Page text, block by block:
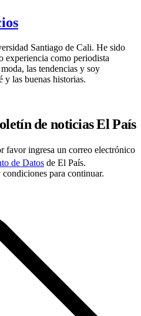
Santiago de Cali. He sido
experiencia como periodista
las tendencias y soy
y las buenas historias.
de noticias El País
favor ingresa un correo electrónico
de Datos de El País.
para continuar.